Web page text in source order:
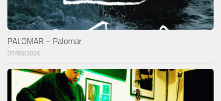
PALOMAR – Palomar
07/08/2026